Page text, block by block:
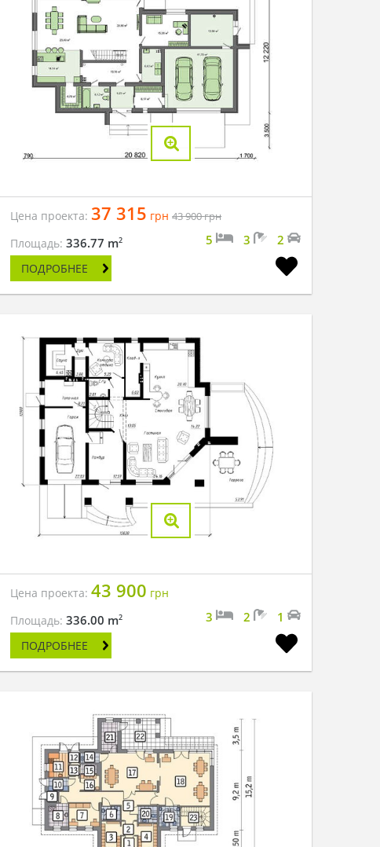
Цена проекта: 37 315 грн 43 900грн
Площадь:336.77 m2 5 3 2
ПОДРОБНЕЕ
Цена проекта:43 900 грн
Площадь:336.00 m2 3 2 1
ПОДРОБНЕЕ